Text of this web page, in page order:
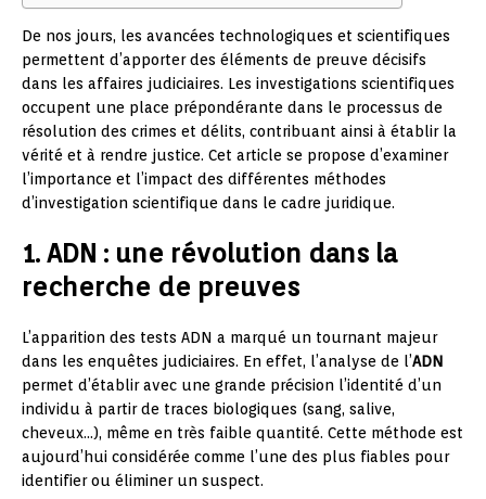
De nos jours, les avancées technologiques et scientifiques
permettent d’apporter des éléments de preuve décisifs
dans les affaires judiciaires. Les investigations scientifiques
occupent une place prépondérante dans le processus de
résolution des crimes et délits, contribuant ainsi à établir la
vérité et à rendre justice. Cet article se propose d’examiner
l’importance et l’impact des différentes méthodes
d’investigation scientifique dans le cadre juridique.
1. ADN : une révolution dans la
recherche de preuves
L’apparition des tests ADN a marqué un tournant majeur
dans les enquêtes judiciaires. En effet, l’analyse de l’ADN
permet d’établir avec une grande précision l’identité d’un
individu à partir de traces biologiques (sang, salive,
cheveux…), même en très faible quantité. Cette méthode est
aujourd’hui considérée comme l’une des plus fiables pour
identifier ou éliminer un suspect.